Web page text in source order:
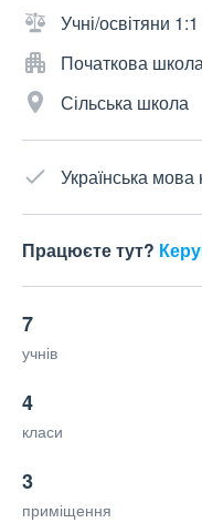
Учні/освітяни 1:1
Початкова
Сільська школа
Українська мова
Працюєте тут?
7
учнів
4
класи
3
приміщення